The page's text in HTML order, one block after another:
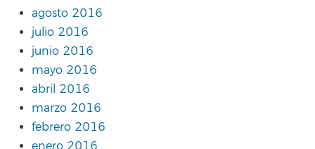
agosto 2016
julio 2016
junio 2016
mayo 2016
abril 2016
marzo 2016
febrero 2016
enero 2016